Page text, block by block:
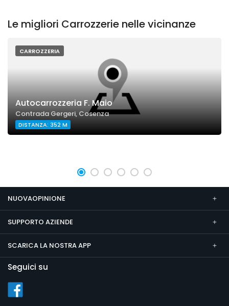
Le migliori Carrozzerie nelle vicinanze
CARROZZERIA
Autocarrozzeria F. Maio
Contrada Gergeri, Cosenza
DISTANZA: 352 M
NUOVAOPINIONE
SUPPORTO AZIENDE
SCARICA LA NOSTRA APP
Seguici su